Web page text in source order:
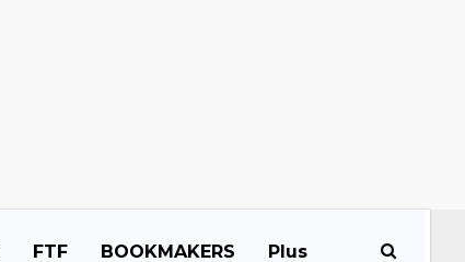
FTF BOOKMAKERS Plus